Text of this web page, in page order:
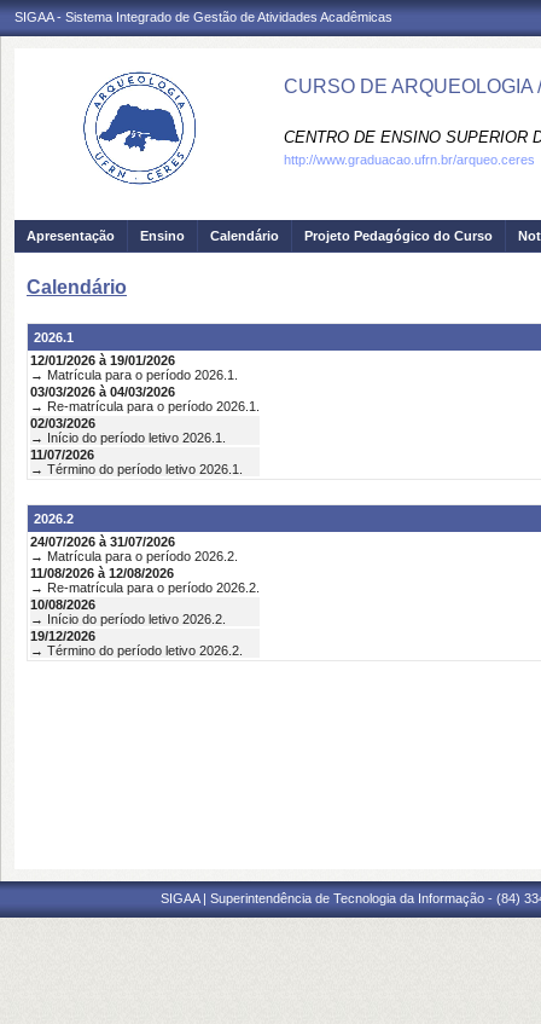
SIGAA - Sistema Integrado de Gestão de Atividades Acadêmicas
CURSO DE ARQUEOLOGIA
CENTRO DE ENSINO SUPERIOR
http://www.graduacao.ufrn.br/arqueo.ceres
Apresentação Ensino Calendário Projeto Pedagógico do Curso
Calendário
2026.1
12/01/2026 à 19/01/2026
→ Matrícula para o período 2026.1.
03/03/2026 à 04/03/2026
→ Re-matrícula para o período 2026.1.
02/03/2026
→ Início do período letivo 2026.1.
11/07/2026
→ Término do período letivo 2026.1.
2026.2
24/07/2026 à 31/07/2026
→ Matrícula para o período 2026.2.
11/08/2026 à 12/08/2026
→ Re-matrícula para o período 2026.2.
10/08/2026
→ Início do período letivo 2026.2.
19/12/2026
→ Término do período letivo 2026.2.
SIGAA | Superintendência de Tecnologia da Informação - (84)